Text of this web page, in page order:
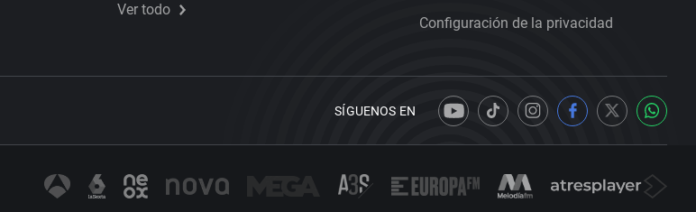
Ver todo
Configuración de la privacidad
SÍGUENOS EN